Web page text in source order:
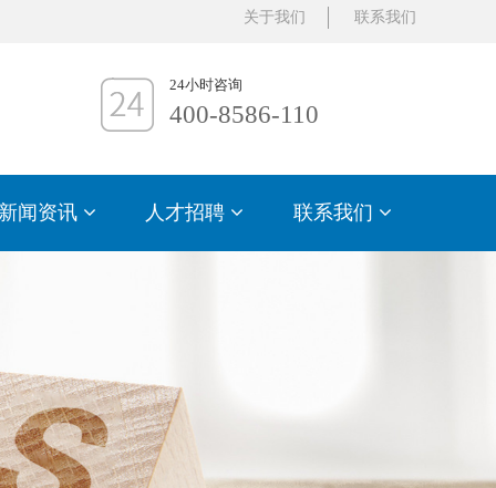
闻资讯 人才招聘 联系我们
关于我们 联系我们
400-8586-110
24小时咨询